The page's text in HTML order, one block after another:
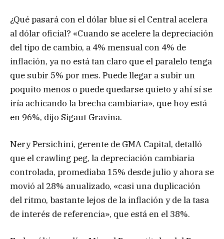
¿Qué pasará con el dólar blue si el Central acelera
al dólar oficial? «Cuando se acelere la depreciación
del tipo de cambio, a 4% mensual con 4% de
inflación, ya no está tan claro que el paralelo tenga
que subir 5% por mes. Puede llegar a subir un
poquito menos o puede quedarse quieto y ahí sí se
iría achicando la brecha cambiaria», que hoy está
en 96%, dijo Sigaut Gravina.
Nery Persichini, gerente de GMA Capital, detalló
que el crawling peg, la depreciación cambiaria
controlada, promediaba 15% desde julio y ahora se
movió al 28% anualizado, «casi una duplicación
del ritmo, bastante lejos de la inflación y de la tasa
de interés de referencia», que está en el 38%.